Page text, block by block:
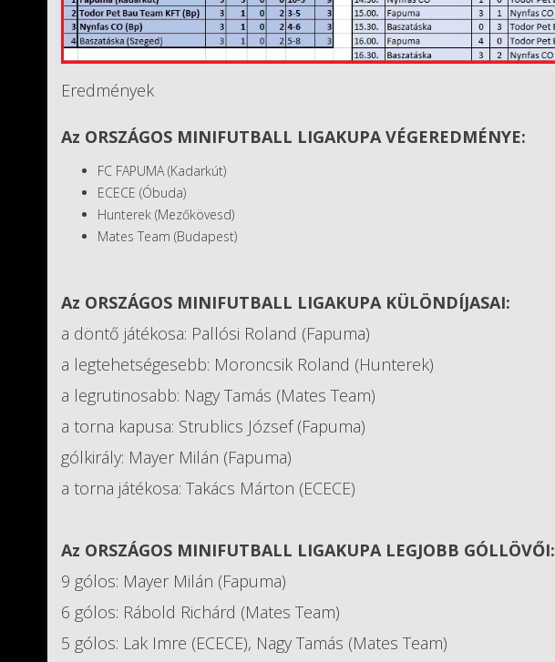
Eredmények
Az ORSZÁGOS MINIFUTBALL LIGAKUPA VÉGEREDMÉNYE:
FC FAPUMA (Kadarkút)
ECECE (Óbuda)
Hunterek (Mezőkövesd)
Mates Team (Budapest)
Az ORSZÁGOS MINIFUTBALL LIGAKUPA KÜLÖNDÍJASAI:
a döntő játékosa: Pallósi Roland (Fapuma)
a legtehetségesebb: Moroncsik Roland (Hunterek)
a legrutinosabb: Nagy Tamás (Mates Team)
a torna kapusa: Strublics József (Fapuma)
gólkirály: Mayer Milán (Fapuma)
a torna játékosa: Takács Márton (ECECE)
Az ORSZÁGOS MINIFUTBALL LIGAKUPA LEGJOBB GÓLLÖVŐI:
9 gólos: Mayer Milán (Fapuma)
6 gólos: Rábold Richárd (Mates Team)
5 gólos: Lak Imre (ECECE), Nagy Tamás (Mates Team)